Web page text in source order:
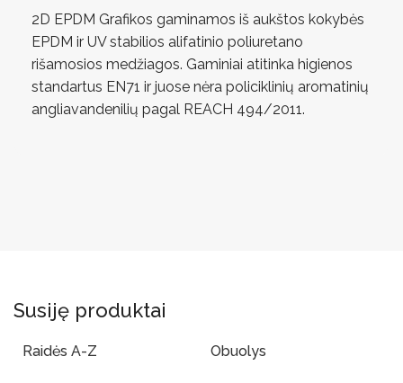
2D EPDM Grafikos gaminamos iš aukštos kokybės
EPDM ir UV stabilios alifatinio poliuretano
rišamosios medžiagos. Gaminiai atitinka higienos
standartus EN71 ir juose nėra policiklinių aromatinių
angliavandenilių pagal REACH 494/2011.
Susiję produktai
Raidės A-Z Obuolys